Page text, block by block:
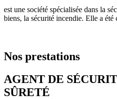
est une société spécialisée dans la
biens, la sécurité incendie. Elle a été
Nos prestations
AGENT DE
SÛRETÉ